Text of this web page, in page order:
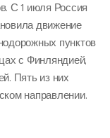
С 1 июля Россия
движение
пунктов
с Финляндией,
Пять из них
направлении.